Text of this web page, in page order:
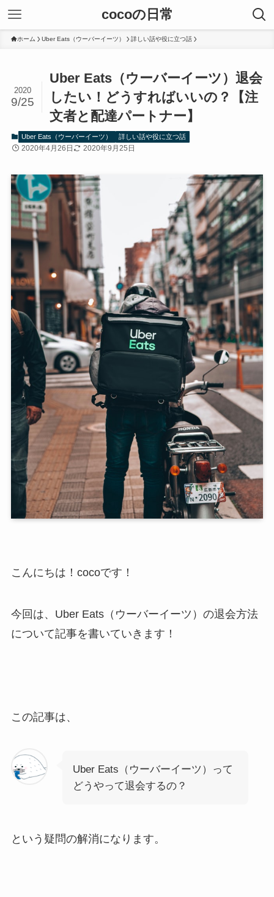
cocoの日常
ホーム Uber Eats（ウーバーイーツ） 詳しい話や役に立つ話
Uber Eats（ウーバーイーツ）退会
したい！どうすればいいの？【注
文者と配達パートナー】
2020
9/25
Uber Eats（ウーバーイーツ） 詳しい話や役に立つ話
2020年4月26日 2020年9月25日
こんにちは！cocoです！
今回は、Uber Eats（ウーバーイーツ）の退会方法
について記事を書いていきます！
この記事は、
Uber Eats（ウーバーイーツ）って
どうやって退会するの？
という疑問の解消になります。